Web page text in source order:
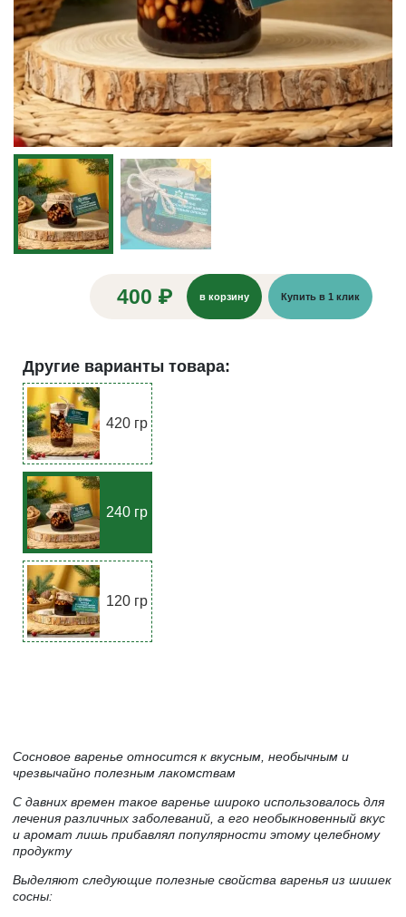
400 ₽ в корзину Купить в 1 клик
Другие варианты товара:
420 гр
240 гр
120 гр
Сосновое варенье относится к вкусным, необычным и
чрезвычайно полезным лакомствам
С давних времен такое варенье широко использовалось для
лечения различных заболеваний, а его необыкновенный вкус
и аромат лишь прибавлял популярности этому целебному
продукту
Выделяют следующие полезные свойства варенья из шишек
сосны: